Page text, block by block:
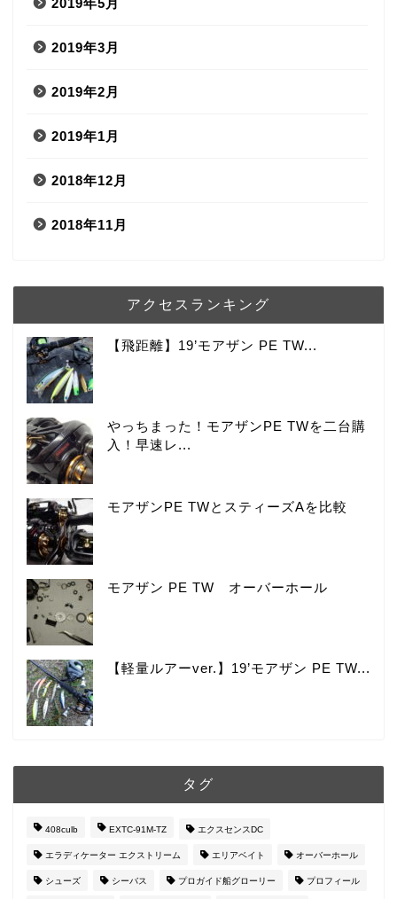
2019年5月
2019年3月
2019年2月
2019年1月
2018年12月
2018年11月
アクセスランキング
【飛距離】19’モアザン PE TW...
やっちまった！モアザンPE TWを二台購
入！早速レ...
モアザンPE TWとスティーズAを比較
モアザン PE TW オーバーホール
【軽量ルアーver.】19’モアザン PE TW...
タグ
408culb EXTC-91M-TZ エクスセンスDC
エラディケーター エクストリーム エリアベイト オーバーホール
シューズ シーバス プロガイド船グローリー プロフィール